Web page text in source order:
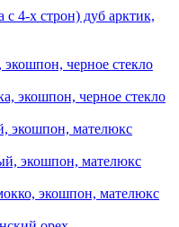
4-х строн) дуб арктик,
черное стекло
экошпон, черное стекло
экошпон, мателюкс
экошпон, мателюкс
экошпон, мателюкс